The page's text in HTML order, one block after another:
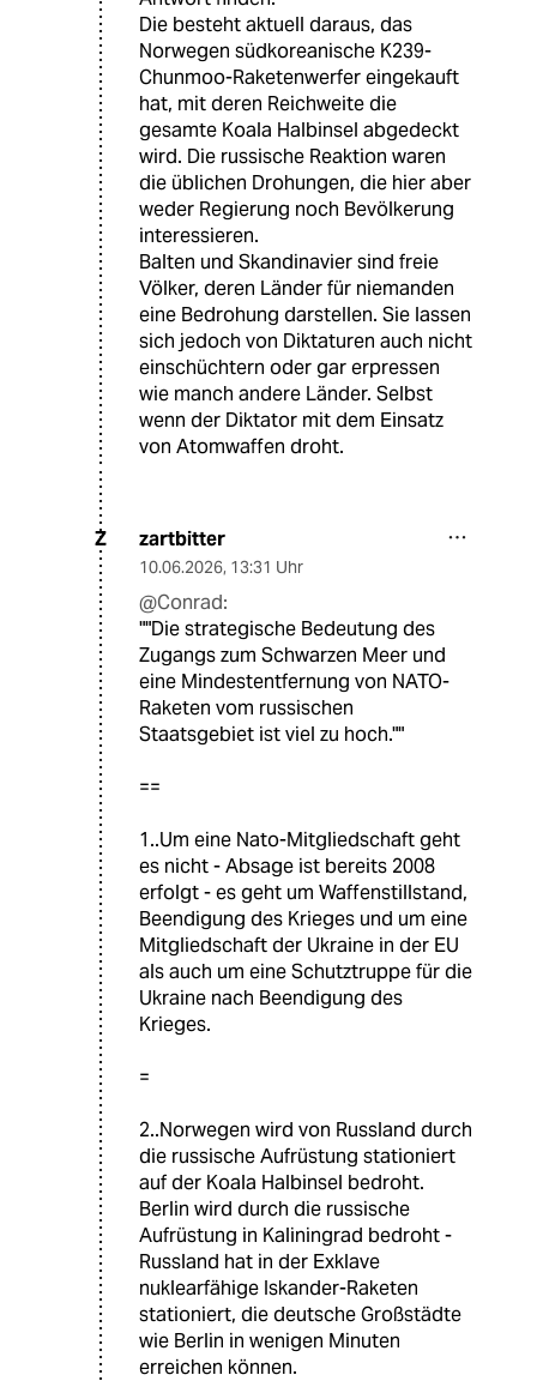
Die besteht aktuell daraus, das
Norwegen südkoreanische K239-
Chunmoo-Raketenwerfer eingekauft
hat, mit deren Reichweite die
gesamte Koala Halbinsel abgedeckt
wird. Die russische Reaktion waren
die üblichen Drohungen, die hier aber
weder Regierung noch Bevölkerung
interessieren.
Balten und Skandinavier sind freie
Völker, deren Länder für niemanden
eine Bedrohung darstellen. Sie lassen
sich jedoch von Diktaturen auch nicht
einschüchtern oder gar erpressen
wie manch andere Länder. Selbst
wenn der Diktator mit dem Einsatz
von Atomwaffen droht.
Z zartbitter
10.06.2026, 13:31 Uhr
@Conrad:
""Die strategische Bedeutung des
Zugangs zum Schwarzen Meer und
eine Mindestentfernung von NATO-
Raketen vom russischen
Staatsgebiet ist viel zu hoch.""
==
1..Um eine Nato-Mitgliedschaft geht
es nicht - Absage ist bereits 2008
erfolgt - es geht um Waffenstillstand,
Beendigung des Krieges und um eine
Mitgliedschaft der Ukraine in der EU
als auch um eine Schutztruppe für die
Ukraine nach Beendigung des
Krieges.
=
2..Norwegen wird von Russland durch
die russische Aufrüstung stationiert
auf der Koala Halbinsel bedroht.
Berlin wird durch die russische
Aufrüstung in Kaliningrad bedroht -
Russland hat in der Exklave
nuklearfähige Iskander-Raketen
stationiert, die deutsche Großstädte
wie Berlin in wenigen Minuten
erreichen können.